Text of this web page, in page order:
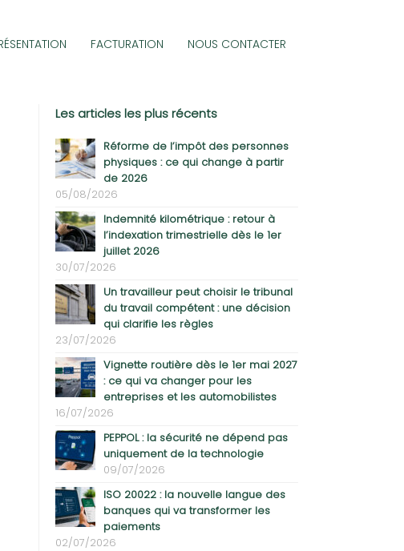
FACTURATION NOUS CONTACTER
Les articles les plus récents
Réforme de l’impôt des personnes
physiques : ce qui change à partir
de 2026
05/08/2026
Indemnité kilométrique : retour à
l’indexation trimestrielle dès le 1er
juillet 2026
30/07/2026
Un travailleur peut choisir le tribunal
du travail compétent : une décision
qui clarifie les règles
23/07/2026
Vignette routière dès le 1er mai 2027
: ce qui va changer pour les
entreprises et les automobilistes
16/07/2026
PEPPOL : la sécurité ne dépend pas
uniquement de la technologie
09/07/2026
ISO 20022 : la nouvelle langue des
banques qui va transformer les
paiements
02/07/2026